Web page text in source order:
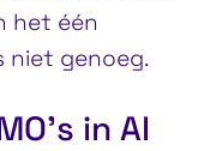
het één
niet genoeg.
in AI